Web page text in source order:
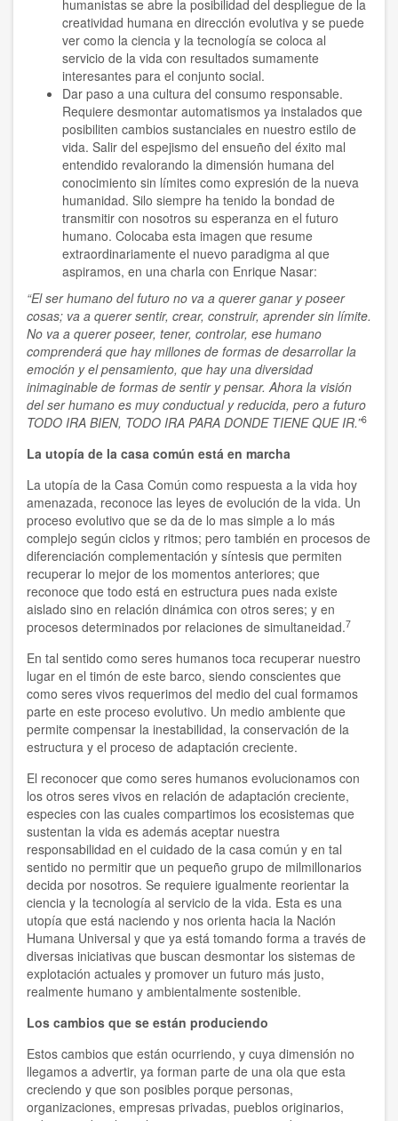
humanistas se abre la posibilidad del despliegue de la
creatividad humana en dirección evolutiva y se puede
ver como la ciencia y la tecnología se coloca al
servicio de la vida con resultados sumamente
interesantes para el conjunto social.
Dar paso a una cultura del consumo responsable.
Requiere desmontar automatismos ya instalados que
posibiliten cambios sustanciales en nuestro estilo de
vida. Salir del espejismo del ensueño del éxito mal
entendido revalorando la dimensión humana del
conocimiento sin límites como expresión de la nueva
humanidad. Silo siempre ha tenido la bondad de
transmitir con nosotros su esperanza en el futuro
humano. Colocaba esta imagen que resume
extraordinariamente el nuevo paradigma al que
aspiramos, en una charla con Enrique Nasar:
“El ser humano del futuro no va a querer ganar y poseer
cosas; va a querer sentir, crear, construir, aprender sin límite.
No va a querer poseer, tener, controlar, ese humano
comprenderá que hay millones de formas de desarrollar la
emoción y el pensamiento, que hay una diversidad
inimaginable de formas de sentir y pensar. Ahora la visión
del ser humano es muy conductual y reducida, pero a futuro
TODO IRA BIEN, TODO IRA PARA DONDE TIENE QUE IR.”6
La utopía de la casa común está en marcha
La utopía de la Casa Común como respuesta a la vida hoy
amenazada, reconoce las leyes de evolución de la vida. Un
proceso evolutivo que se da de lo mas simple a lo más
complejo según ciclos y ritmos; pero también en procesos de
diferenciación complementación y síntesis que permiten
recuperar lo mejor de los momentos anteriores; que
reconoce que todo está en estructura pues nada existe
aislado sino en relación dinámica con otros seres; y en
procesos determinados por relaciones de simultaneidad.7
En tal sentido como seres humanos toca recuperar nuestro
lugar en el timón de este barco, siendo conscientes que
como seres vivos requerimos del medio del cual formamos
parte en este proceso evolutivo. Un medio ambiente que
permite compensar la inestabilidad, la conservación de la
estructura y el proceso de adaptación creciente.
El reconocer que como seres humanos evolucionamos con
los otros seres vivos en relación de adaptación creciente,
especies con las cuales compartimos los ecosistemas que
sustentan la vida es además aceptar nuestra
responsabilidad en el cuidado de la casa común y en tal
sentido no permitir que un pequeño grupo de milmillonarios
decida por nosotros. Se requiere igualmente reorientar la
ciencia y la tecnología al servicio de la vida. Esta es una
utopía que está naciendo y nos orienta hacia la Nación
Humana Universal y que ya está tomando forma a través de
diversas iniciativas que buscan desmontar los sistemas de
explotación actuales y promover un futuro más justo,
realmente humano y ambientalmente sostenible.
Los cambios que se están produciendo
Estos cambios que están ocurriendo, y cuya dimensión no
llegamos a advertir, ya forman parte de una ola que esta
creciendo y que son posibles porque personas,
organizaciones, empresas privadas, pueblos originarios,